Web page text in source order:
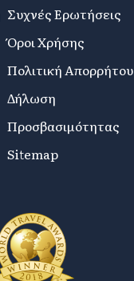
Συχνές Ερωτήσεις
Όροι Χρήσης
Πολιτική Απορρήτου
Δήλωση
Προσβασιμότητας
Sitemap